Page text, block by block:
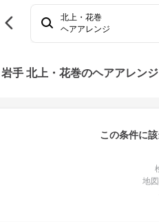
北上・花巻
ヘアアレンジ
岩手 北上・花巻のヘアアレンジ
この条件に
地